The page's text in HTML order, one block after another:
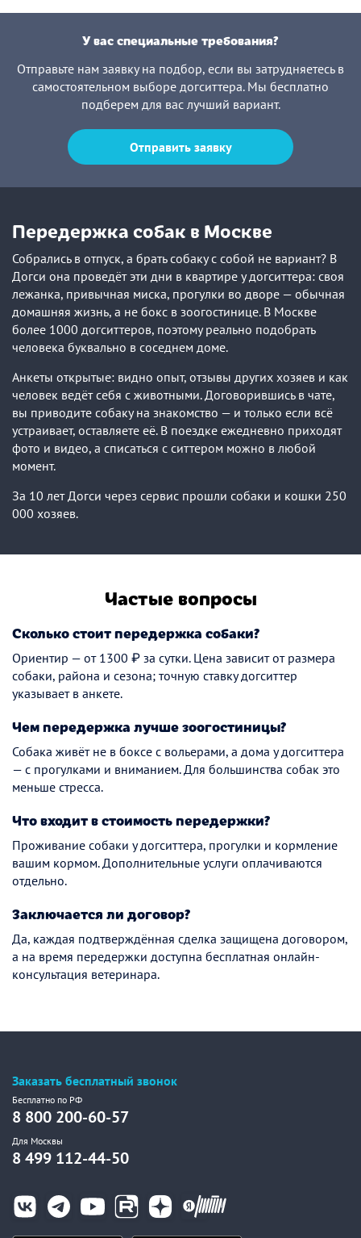
У вас специальные требования?
Отправьте нам заявку на подбор, если вы затрудняетесь в
самостоятельном выборе догситтера. Мы бесплатно
подберем для вас лучший вариант.
Отправить заявку
Передержка собак в Москве
Собрались в отпуск, а брать собаку с собой не вариант? В
Догси она проведёт эти дни в квартире у догситтера: своя
лежанка, привычная миска, прогулки во дворе — обычная
домашняя жизнь, а не бокс в зоогостинице. В Москве
более 1000 догситтеров, поэтому реально подобрать
человека буквально в соседнем доме.
Анкеты открытые: видно опыт, отзывы других хозяев и как
человек ведёт себя с животными. Договорившись в чате,
вы приводите собаку на знакомство — и только если всё
устраивает, оставляете её. В поездке ежедневно приходят
фото и видео, а списаться с ситтером можно в любой
момент.
За 10 лет Догси через сервис прошли собаки и кошки 250
000 хозяев.
Частые вопросы
Сколько стоит передержка собаки?
Ориентир — от 1300 ₽ за сутки. Цена зависит от размера
собаки, района и сезона; точную ставку догситтер
указывает в анкете.
Чем передержка лучше зоогостиницы?
Собака живёт не в боксе с вольерами, а дома у догситтера
— с прогулками и вниманием. Для большинства собак это
меньше стресса.
Что входит в стоимость передержки?
Проживание собаки у догситтера, прогулки и кормление
вашим кормом. Дополнительные услуги оплачиваются
отдельно.
Заключается ли договор?
Да, каждая подтверждённая сделка защищена договором,
а на время передержки доступна бесплатная онлайн-
консультация ветеринара.
Заказать бесплатный звонок
Бесплатно по РФ
8 800 200-60-57
Для Москвы
8 499 112-44-50